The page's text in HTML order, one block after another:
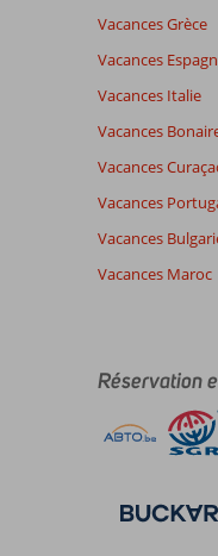
Vacances Grèce
Vacances
Vacances Italie
Vacances
Vacances
Vacances
Vacances
Vacances Maroc
Réservation